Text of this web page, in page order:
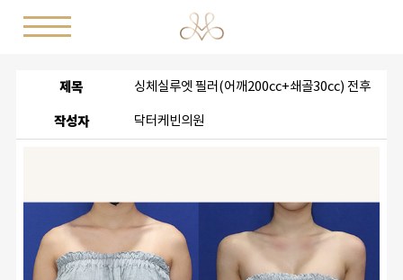
제목 싱체실루엣 필러(어깨200cc+쇄골30cc) 전후
작성자 닥터케빈의원